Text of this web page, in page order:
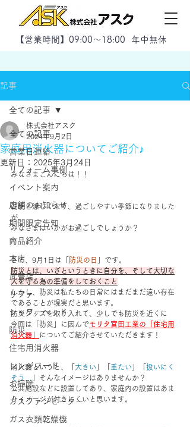
【 営業時間】09:00～18:00 年中無休
記事
全ての記事
営業日連絡
リフォーム事例
イベント案内
店舗のお知らせ
期間限定告知
商品紹介
本店
武豊店
リファ
シャワーヘッド
防災
住宅用消火器
レンジフード
お掃除
ガスファンヒーター
ガス衣類乾燥機
全ての記事
家庭用消火器についてご紹介♪
株式会社アスク
2024年9月2日
更新日： 2025年3月24日
みなさまこんにちは！！
朝晩と涼しくなり、過ごしやすい季節になりました
が、
みなさまはいかがお過ごしでしょうか？
さて、9月1日は「 防災の日
」です。
防災とは、いざというときに自分を、そして大切な
人を守る為の準備をしておくこと
しかし、防災は私たちの日常にはまだまだ遠い存在
であることが現実だと思います。
防災グッズを取り入れて、少しでも防災を近くに
今回は「防災」に因んでモリタ宮田工業の「住宅用
消火器」
についてご紹介させていただきます！
消火器というと、「 大きい 重たい
扱いにく
そう…
」そんなイメージはありませんか？
公共施設などに設置してあり、家庭内の設置はあま
りイメージが付きにくいと思います。